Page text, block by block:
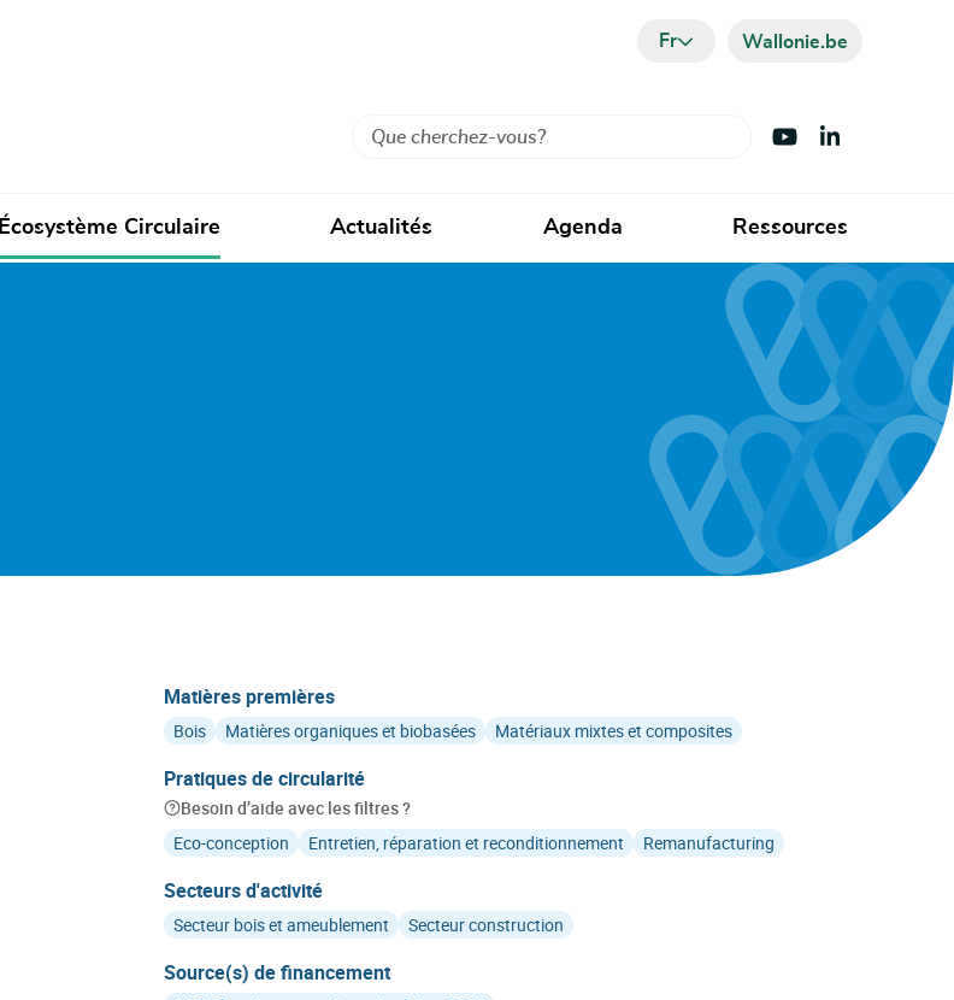
Fr Wallonie.be
Rechercher Visiter Youtube
Visiter LinkedIn
Écosystème Circulaire Actualités Agenda Ressources
Matières premières
Bois Matières organiques et biobasées Matériaux mixtes et composites
Pratiques de circularité
Besoin d’aide avec les filtres ?
Eco-conception
Entretien, réparation et reconditionnement Remanufacturing
Secteurs d'activité
Secteur bois et ameublement Secteur construction
Source(s) de financement